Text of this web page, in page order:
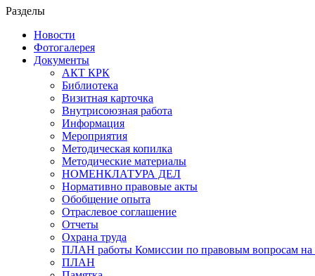
Разделы
Новости
Фотогалерея
Документы
АКТ КРК
Библиотека
Визитная карточка
Внутрисоюзная работа
Информация
Мероприятия
Методическая копилка
Методические материалы
НОМЕНКЛАТУРА ДЕЛ
Нормативно правовые акты
Обобщение опыта
Отраслевое соглашение
Отчеты
Охрана труда
ПЛАН работы Комиссии по правовым вопросам на
ПЛАН